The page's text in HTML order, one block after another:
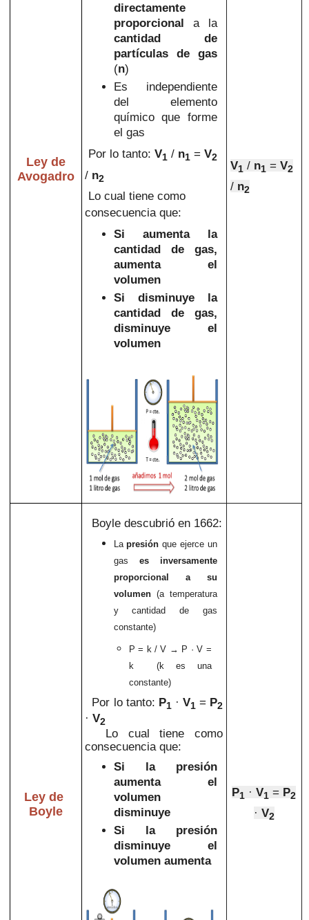
Ley de
Avogadro
directamente
proporcional a la
cantidad de
partículas de gas
(n)
Es independiente
del elemento
químico que forme
el gas
Por lo tanto:V1 / n1 =V2
/ n2
Lo cual tiene como
consecuencia que:
Si aumenta la
cantidad de gas,
aumenta el
volumen
Si disminuye la
cantidad de gas,
disminuye el
volumen
V1 /n1 = V2
/ n2
Ley de
Boyle
Boyle descubrió en 1662:
Lapresiónque ejerce un
gas es inversamente
proporcional a su
volumen (a temperatura
y cantidad de gas
constante)
P = k / V → P · V =
k (k es una
constante)
Por lo tanto: P1 · V1 = P2
·V2
Lo cual tiene como
consecuencia que:
Si la presión
aumenta el
volumen
disminuye
Si la presión
disminuye el
volumen aumenta
P1 ·V1 = P2
· V2